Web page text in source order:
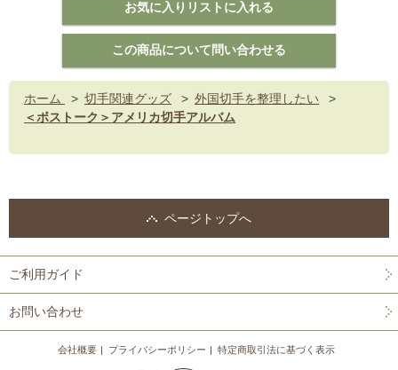
ホーム > 切手関連グッズ > 外国切手を整理したい
>
＜ボストーク＞アメリカ切手アルバム
ページトップへ
ご利用ガイド
お問い合わせ
会社概要 プライバシーポリシー 特定商取引法に基づく表示